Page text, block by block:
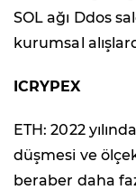
SOL ağı Ddos
kurumsal
ICRYPEX
ETH: 2022
düşmesi ve
beraber daha